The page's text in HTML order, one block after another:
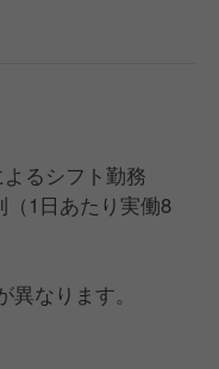
るシフト勤務
（1日あたり実働8
なります。